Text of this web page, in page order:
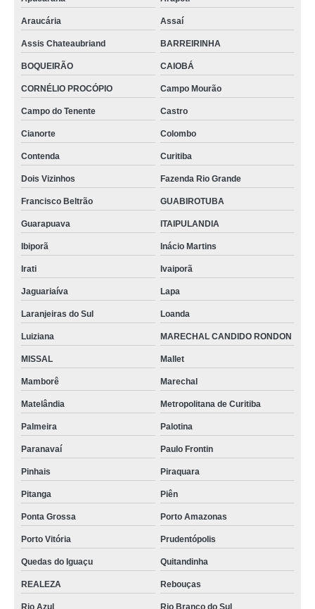
Araucária Assaí
Assis Chateaubriand BARREIRINHA
BOQUEIRÃO CAIOBÁ
CORNÉLIO PROCÓPIO Campo Mourão
Campo do Tenente Castro
Cianorte Colombo
Contenda Curitiba
Dois Vizinhos Fazenda Rio Grande
Francisco Beltrão GUABIROTUBA
Guarapuava ITAIPULANDIA
Ibiporã Inácio Martins
Irati Ivaiporã
Jaguariaíva Lapa
Laranjeiras do Sul Loanda
Luiziana MARECHAL CANDIDO RONDON
MISSAL Mallet
Mamborê Marechal
Matelândia Metropolitana de Curitiba
Palmeira Palotina
Paranavaí Paulo Frontin
Pinhais Piraquara
Pitanga Piên
Ponta Grossa Porto Amazonas
Porto Vitória Prudentópolis
Quedas do Iguaçu Quitandinha
REALEZA Rebouças
Rio Azul Rio Branco do Sul